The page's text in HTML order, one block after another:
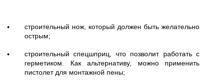
строительный нож, который должен быть желательно
острым;
строительный спецшприц, что позволит работать с
герметиком. Как альтернативу, можно применить
пистолет для монтажной пены;